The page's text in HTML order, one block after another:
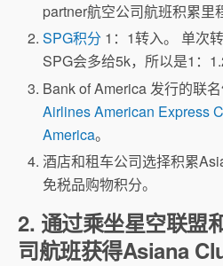
partner航空公司航班积累里
SPG积分 1：1转入。 单次
SPG会多给5k，所以是1：
Bank of America 发行的联
Airlines American Express
America。
酒店和租车公司选择积累
免税品购物积分。
2. 通过乘坐星空联盟
司航班获得Asiana